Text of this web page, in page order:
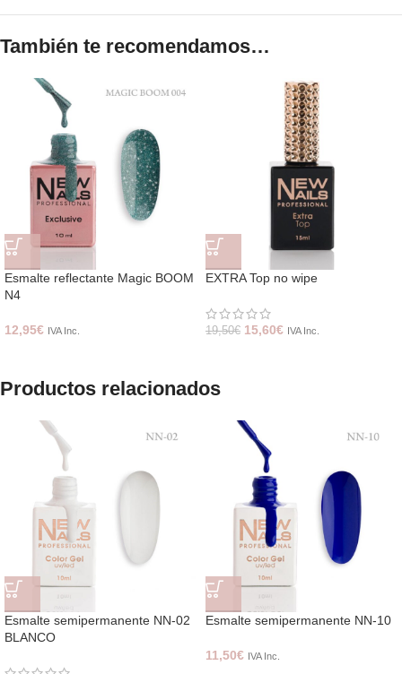
También te recomendamos…
Esmalte reflectante Magic BOOM
N4
12,95€ IVA Inc.
EXTRA Top no wipe
19,50€ 15,60€ IVA Inc.
Productos relacionados
Esmalte semipermanente NN-02
BLANCO
Esmalte semipermanente NN-10
11,50€ IVA Inc.